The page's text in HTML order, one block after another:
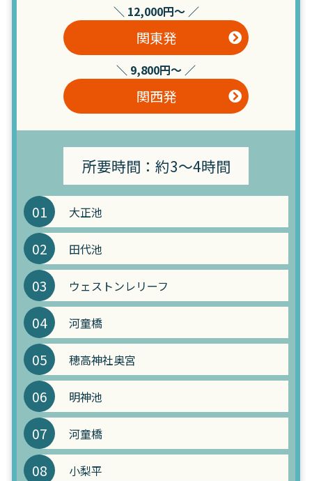
＼ 12,000円～ ／
関東発
＼ 9,800円～ ／
関西発
所要時間：約3～4時間
01 大正池
02 田代池
03 ウェストンレリーフ
04 河童橋
05 穂高神社奥宮
06 明神池
07 河童橋
08 小梨平